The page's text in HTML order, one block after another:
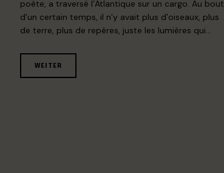
poète, a traversé l’Atlantique sur un cargo. Au bout
d’un certain temps, il n’y avait plus d’oiseaux, plus
de terre, plus de repères, juste les lumières qui…
WEITER